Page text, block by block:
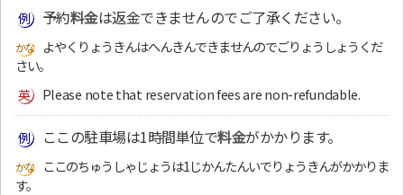
予約料金は返金できませんのでご了承ください。
よやくりょうきんはへんきんできませんのでごりょうしょうくだ
さい。
Please note that reservation fees are non-refundable.
ここの駐車場は1時間単位で料金がかかります。
ここのちゅうしゃじょうは1じかんたんいでりょうきんがかかりま
す。